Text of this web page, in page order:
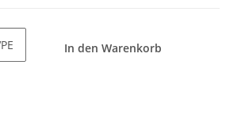
In den Warenkorb